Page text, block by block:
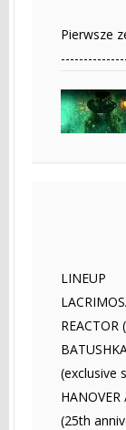
Pierwsze
LINEUP
(exclusive
(25th